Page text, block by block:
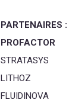
PARTENAIRES :
PROFACTOR
STRATASYS
LITHOZ
FLUIDINOVA